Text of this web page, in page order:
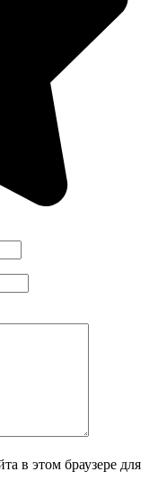
в этом браузере для